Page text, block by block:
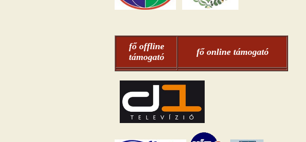
fő offline
támogató
fő online támogató